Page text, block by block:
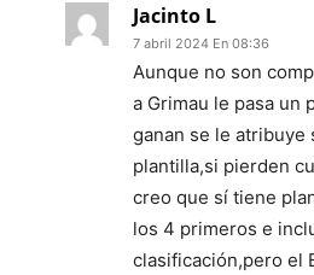
Jacinto L
7 abril 2024 En 08:36
Aunque no son
a Grimau le pasa un
ganan se le atribuye
plantilla,si pierden
creo que sí tiene
los 4 primeros e
clasificación,pero el